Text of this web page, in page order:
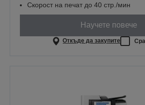
Скорост на печат до 40 стр./мин
Научете повече
Откъде да закупите